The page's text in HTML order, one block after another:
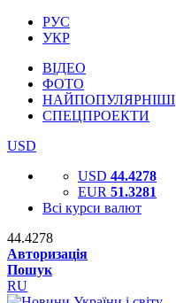
РУС
УКР
ВІДЕО
ФОТО
НАЙПОПУЛЯРНІШІ
СПЕЦПРОЕКТИ
USD
USD 44.4278
EUR 51.3281
Всі курси валют
44.4278
Авторизація
Пошук
RU